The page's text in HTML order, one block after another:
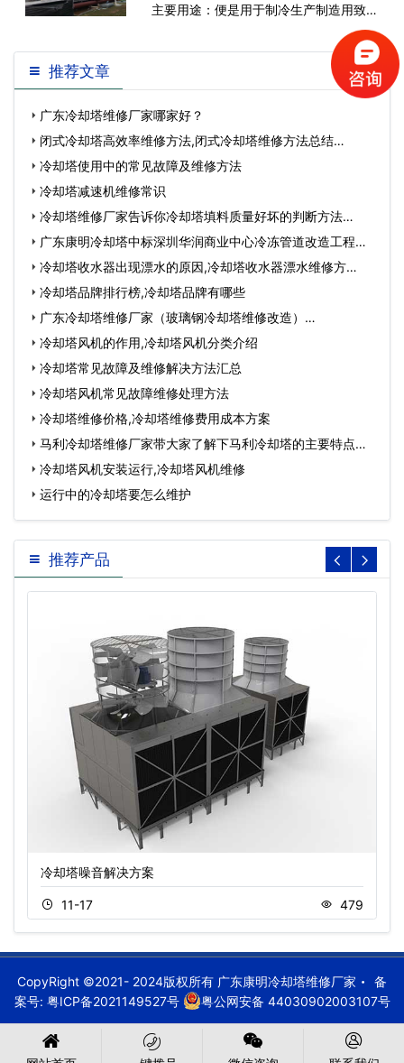
主要用途：便是用于制冷生产制造用致冷
制冷冷却循环水。此水历经制冷之后
推荐文章
广东冷却塔维修厂家哪家好？
闭式冷却塔高效率维修方法,闭式冷却塔维修方法总结…
冷却塔使用中的常见故障及维修方法
冷却塔减速机维修常识
冷却塔维修厂家告诉你冷却塔填料质量好坏的判断方法…
广东康明冷却塔中标深圳华润商业中心冷冻管道改造工程…
冷却塔收水器出现漂水的原因,冷却塔收水器漂水维修方
法？…
冷却塔品牌排行榜,冷却塔品牌有哪些
广东冷却塔维修厂家（玻璃钢冷却塔维修改造）…
冷却塔风机的作用,冷却塔风机分类介绍
冷却塔常见故障及维修解决方法汇总
冷却塔风机常见故障维修处理方法
冷却塔维修价格,冷却塔维修费用成本方案
马利冷却塔维修厂家带大家了解下马利冷却塔的主要特点有
哪…冷却塔风机安装运行,冷却塔风机维修
运行中的冷却塔要怎么维护
推荐产品
冷却塔噪音解决方案
11-17 479
CopyRight ©2021- 2024版权所有 广东康明冷却塔维修厂家
备
案号: 粤ICP备2021149527号 粤公网安备 44030902003107号